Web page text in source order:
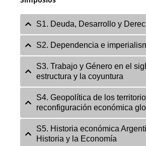
S1. Deuda, Desarrollo y
S2. Dependencia e
S3. Trabajo y Género en el
estructura y la coyuntura
S4. Geopolítica de los
reconfiguración económica
S5. Historia económica
Historia y la Economía